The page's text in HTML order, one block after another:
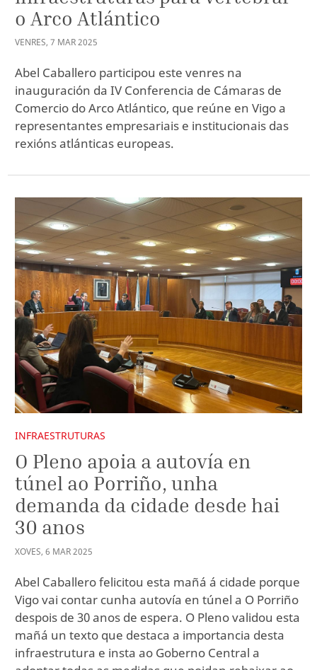
o Arco Atlántico
VENRES, 7 MAR2025
Abel Caballero participou este venres na
inauguración da IV Conferencia de Cámaras de
Comercio do Arco Atlántico, que reúne en Vigo a
representantes empresariais e institucionais das
rexións atlánticas europeas.
INFRAESTRUTURAS
O Pleno apoia a autovía en
túnel ao Porriño, unha
demanda da cidade desde hai
30 anos
XOVES, 6 MAR2025
Abel Caballero felicitou esta mañá á cidade porque
Vigo vai contar cunha autovía en túnel a O Porriño
despois de 30 anos de espera. O Pleno validou esta
mañá un texto que destaca a importancia desta
infraestrutura e insta ao Goberno Central a